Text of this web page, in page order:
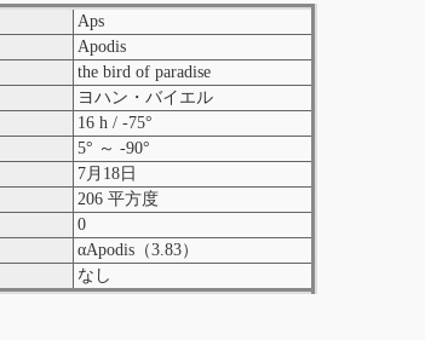
Aps
Apodis
the bird of paradise
ヨハン・バイエル
16 h / -75°
5° ～ -90°
7月18日
206 平方度
0
αApodis（3.83）
なし